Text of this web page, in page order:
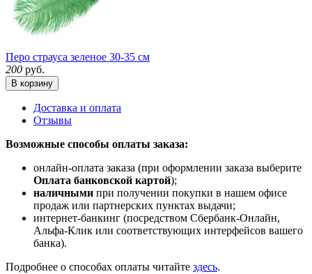
Перо страуса зеленое 30-35 см
200 руб.
В корзину
Доставка и оплата
Отзывы
Возможные способы оплаты заказа:
онлайн-оплата заказа (при оформлении заказа выберите
Оплата банковской картой);
наличными при получении покупки в нашем офисе
продаж или партнерских пунктах выдачи;
интернет-банкинг (посредством Сбербанк-Онлайн,
Альфа-Клик или соответствующих интерфейсов вашего
банка).
Подробнее о способах оплаты читайте здесь.